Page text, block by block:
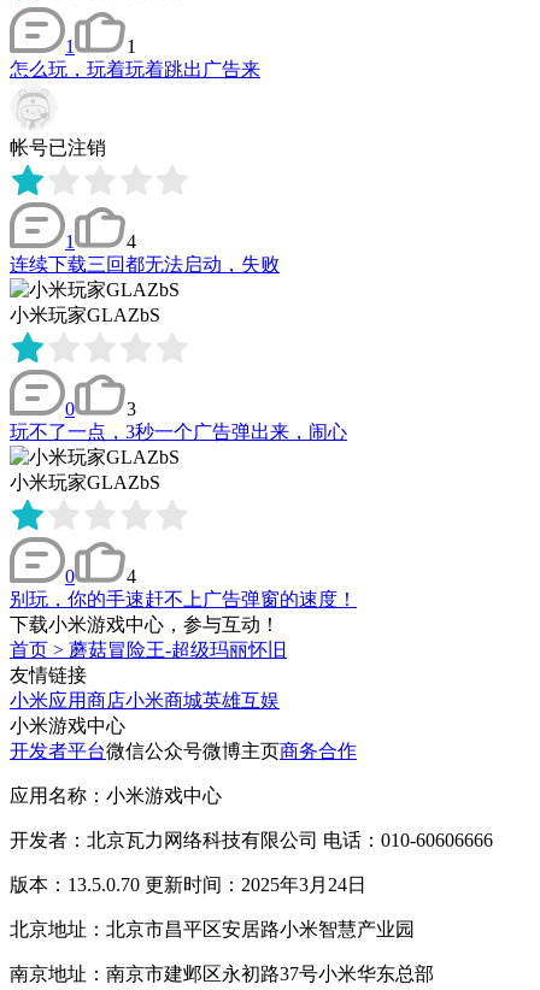
1
1
怎么玩，玩着玩着跳出广告来
帐号已注销
1
4
连续下载三回都无法启动，失败
小米玩家GLAZbS
0
3
玩不了一点，3秒一个广告弹出来，闹心
小米玩家GLAZbS
0
4
别玩，你的手速赶不上广告弹窗的速度！
下载小米游戏中心，参与互动！
首页 > 蘑菇冒险王-超级玛丽怀旧
友情链接
小米应用商店小米商城英雄互娱
小米游戏中心
开发者平台微信公众号微博主页商务合作
应用名称：小米游戏中心
开发者：北京瓦力网络科技有限公司 电话：010-60606666
版本：13.5.0.70 更新时间：2025年3月24日
北京地址：北京市昌平区安居路小米智慧产业园
南京地址：南京市建邺区永初路37号小米华东总部